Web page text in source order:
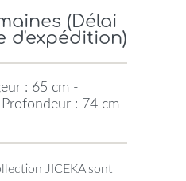
(Délai
d'expédition)
: 65 cm -
: 74 cm
JICEKA sont